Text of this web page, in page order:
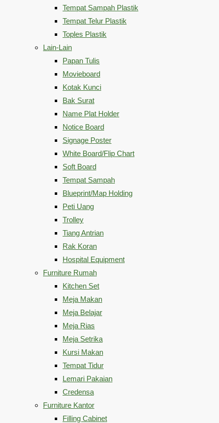
Tempat Sampah Plastik
Tempat Telur Plastik
Toples Plastik
Lain-Lain
Papan Tulis
Movieboard
Kotak Kunci
Bak Surat
Name Plat Holder
Notice Board
Signage Poster
White Board/Flip Chart
Soft Board
Tempat Sampah
Blueprint/Map Holding
Peti Uang
Trolley
Tiang Antrian
Rak Koran
Hospital Equipment
Furniture Rumah
Kitchen Set
Meja Makan
Meja Belajar
Meja Rias
Meja Setrika
Kursi Makan
Tempat Tidur
Lemari Pakaian
Credensa
Furniture Kantor
Filling Cabinet